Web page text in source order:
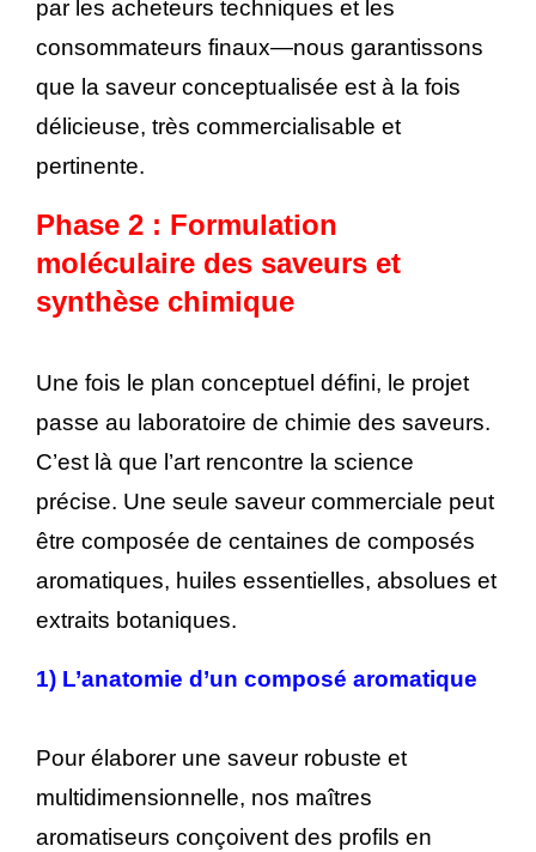
par les acheteurs techniques et les
consommateurs finaux—nous garantissons
que la saveur conceptualisée est à la fois
délicieuse, très commercialisable et
pertinente.
Phase 2 : Formulation
moléculaire des saveurs et
synthèse chimique
Une fois le plan conceptuel défini, le projet
passe au laboratoire de chimie des saveurs.
C’est là que l’art rencontre la science
précise. Une seule saveur commerciale peut
être composée de centaines de composés
aromatiques, huiles essentielles, absolues et
extraits botaniques.
1) L’anatomie d’un composé aromatique
Pour élaborer une saveur robuste et
multidimensionnelle, nos maîtres
aromatiseurs conçoivent des profils en